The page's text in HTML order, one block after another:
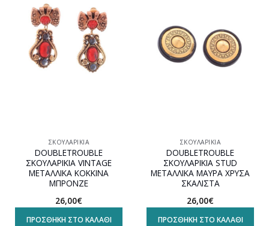
Προσθήκη
στη
wishlist
ΣΚΟΥΛΑΡΊΚΙΑ
DOUBLETROUBLE
ΣΚΟΥΛΑΡΙΚΙΑ VINTAGE
ΜΕΤΑΛΛΙΚΑ ΚΟΚΚΙΝΑ
ΜΠΡΟΝΖΕ
26,00€
ΠΡΟΣΘΉΚΗ ΣΤΟ ΚΑΛΆΘΙ
ΣΚΟΥΛΑΡΊΚΙΑ
DOUBLETROUBLE
ΣΚΟΥΛΑΡΙΚΙΑ STUD
ΜΕΤΑΛΛΙΚΑ ΜΑΥΡΑ ΧΡΥΣΑ
ΣΚΑΛΙΣΤΑ
26,00€
ΠΡΟΣΘΉΚΗ ΣΤΟ ΚΑΛΆΘΙ